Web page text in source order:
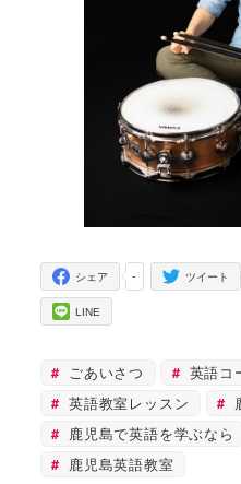
-
シェア ツイート
LINE
ごあいさつ 英語コ
英語教室レッスン
鹿児島で英語を学ぶなら
鹿児島英語教室